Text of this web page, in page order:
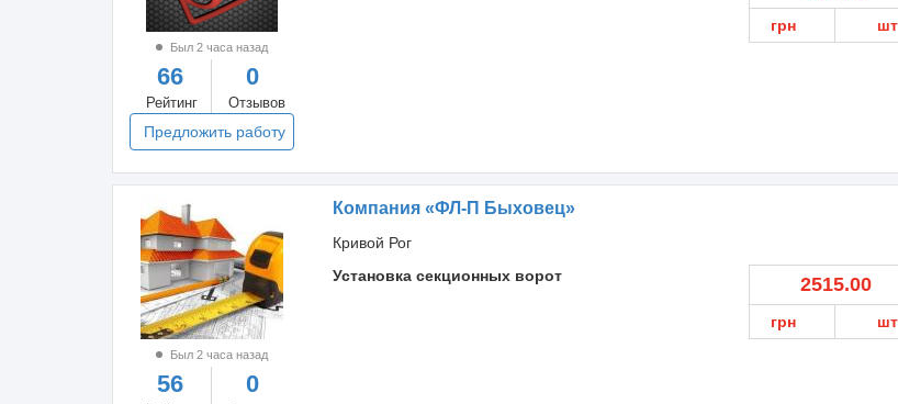
Был 2 часа назад
66
Рейтинг
0
Отзывов
Предложить работу
грн шт
Был 2 часа назад
56 0
Компания «ФЛ-П Быховец»
Кривой Рог
Установка секционных ворот
2515.00
грн шт